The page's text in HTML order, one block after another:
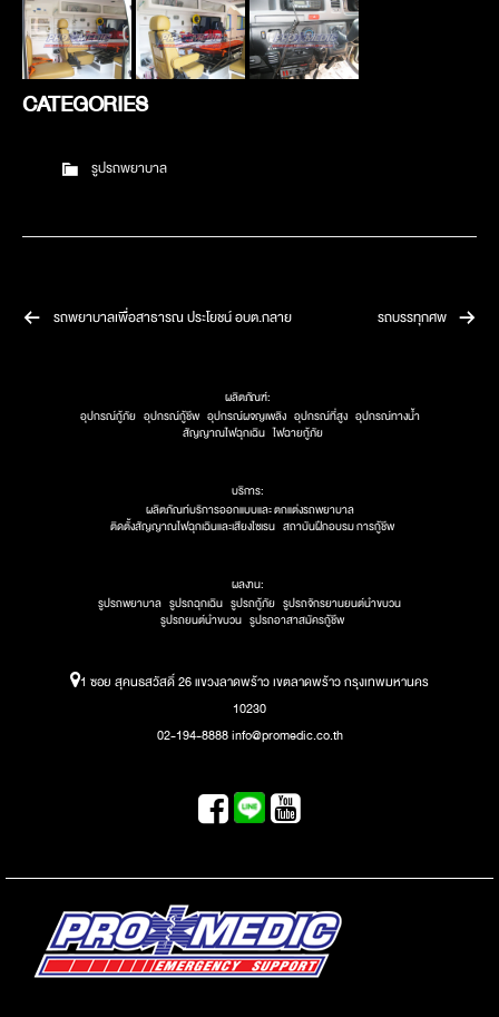
CATEGORIES
รูปรถพยาบาล
รถพยาบาลเพื่อสาธารณ ประโยชน์ อบต.กลาย รถบรรทุกศพ
ผลิตภัณฑ์:
อุปกรณ์กู้ภัย อุปกรณ์กู้ชีพ อุปกรณ์ผจญเพลิง อุปกรณ์ที่สูง อุปกรณ์ทางน้ำ
สัญญาณไฟฉุกเฉิน ไฟฉายกู้ภัย
บริการ:
ผลิตภัณท์บริการออกแบบและ ตกแต่งรถพยาบาล
ติดตั้งสัญญาณไฟฉุกเฉินและเสียงไซเรน สถาบันฝึกอบรม การกู้ชีพ
ผลงาน:
รูปรถพยาบาล รูปรถฉุกเฉิน รูปรถกู้ภัย รูปรถจักรยานยนต์นำขบวน
รูปรถยนต์นำขบวน รูปรถอาสาสมัครกู้ชีพ
1 ซอย สุคนธสวัสดิ์ 26 แขวงลาดพร้าว เขตลาดพร้าว กรุงเทพมหานคร
10230
02-194-8888 info@promedic.co.th